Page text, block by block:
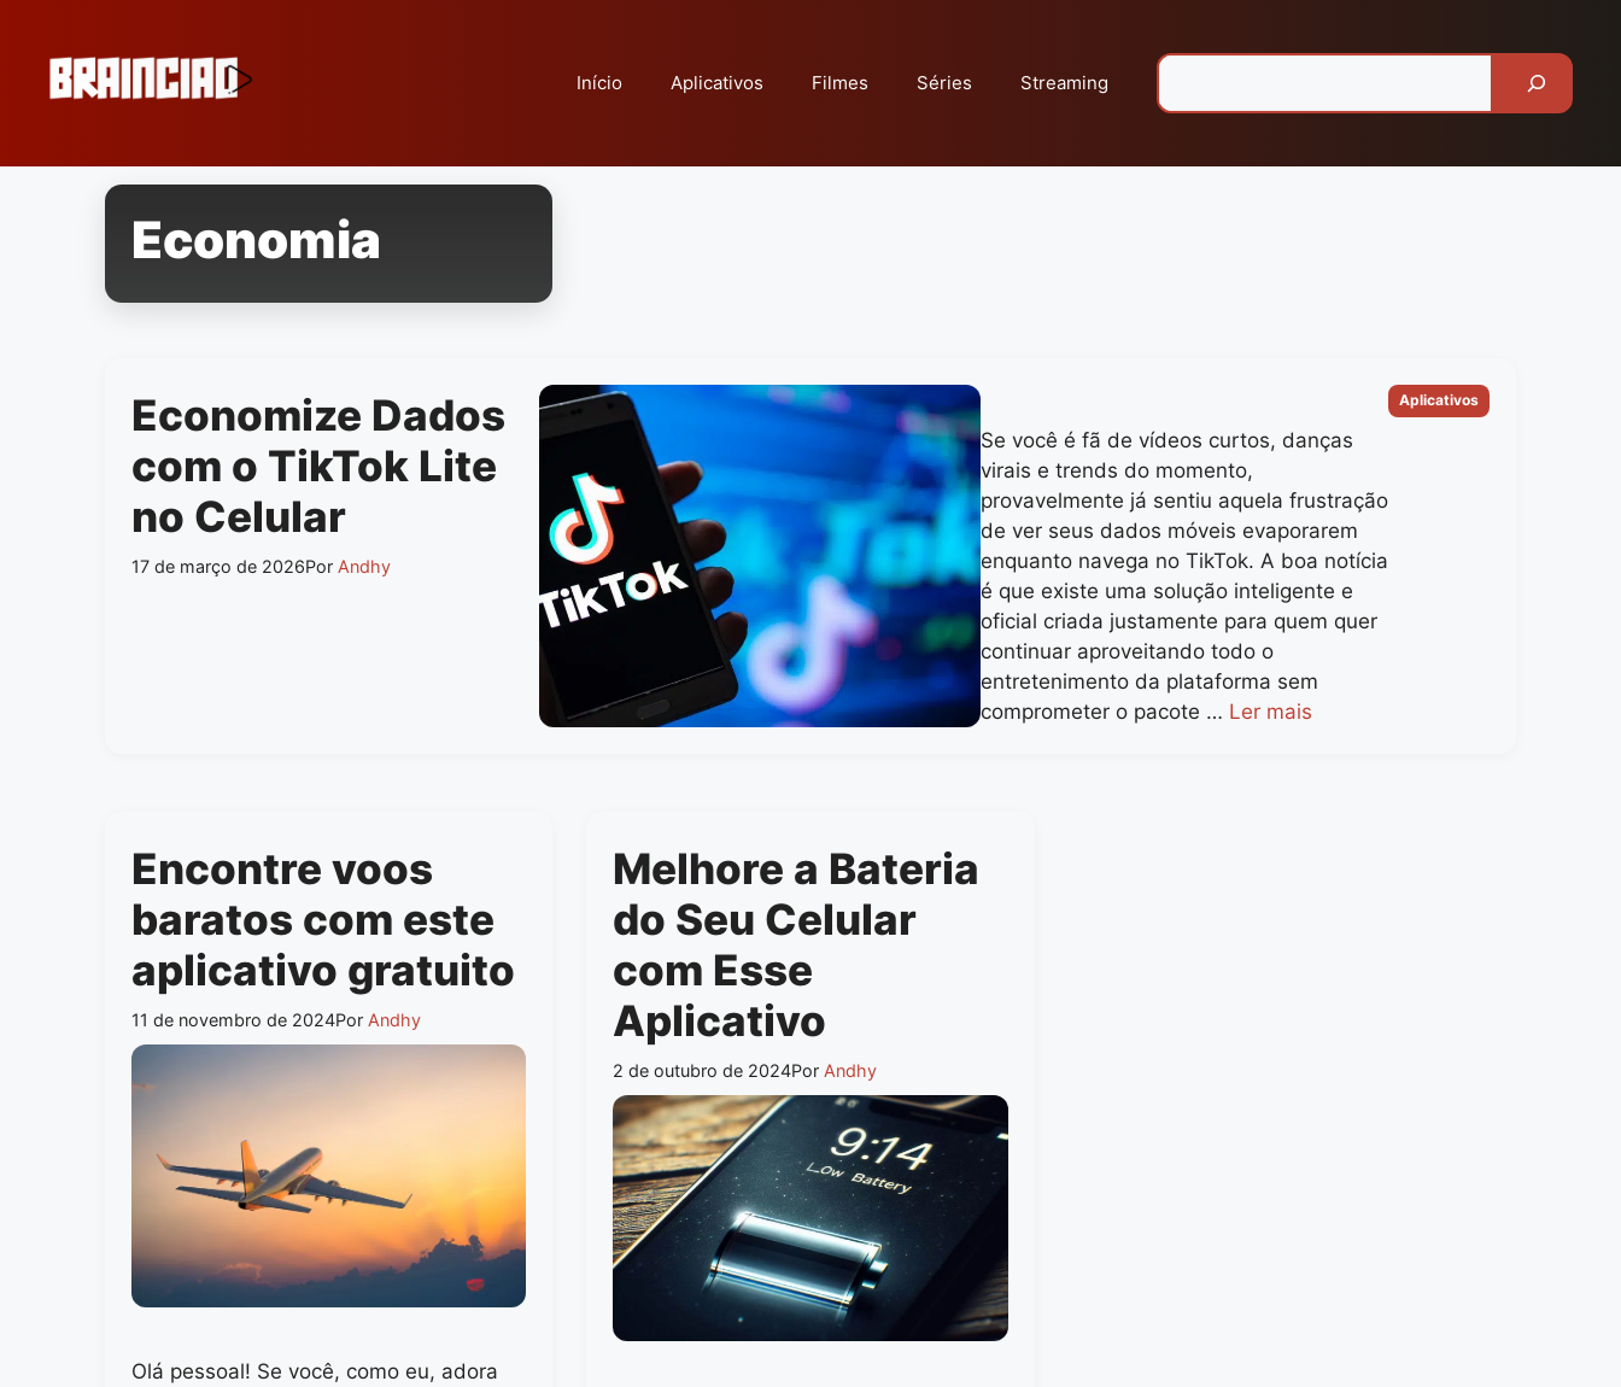
conteúdo
Início Aplicativos Filmes Séries Streaming
Economia
Economize Dados
com o TikTok Lite
no Celular
17 de março de 2026Por Andhy
Se você é fã de vídeos curtos, danças
virais e trends do momento,
provavelmente já sentiu aquela frustração
de ver seus dados móveis evaporarem
enquanto navega no TikTok. A boa notícia
é que existe uma solução inteligente e
oficial criada justamente para quem quer
continuar aproveitando todo o
entretenimento da plataforma sem
comprometer o pacote … Ler mais
Categorias
Aplicativos
Encontre voos
baratos com este
aplicativo gratuito
11 de novembro de 2024Por Andhy
Olá pessoal! Se você, como eu, adora
Melhore a Bateria
do Seu Celular
com Esse
Aplicativo
2 de outubro de 2024Por Andhy